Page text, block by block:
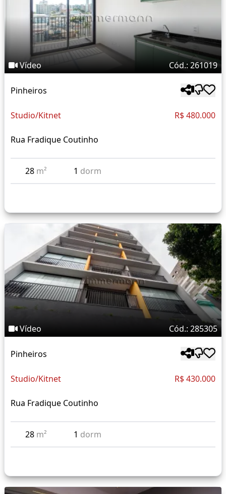
Vídeo Cód.: 261019
Pinheiros
Studio/Kitnet R$ 480.000
Rua Fradique Coutinho
28 m² 1 dorm
Vídeo Cód.: 285305
Pinheiros
Studio/Kitnet R$ 430.000
Rua Fradique Coutinho
28 m² 1 dorm